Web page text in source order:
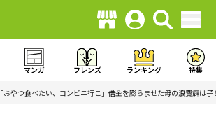
マンガ フレンズ ランキング 特集
「おやつ食べたい、コンビニ行こ」借金を膨らませた母の浪費癖は